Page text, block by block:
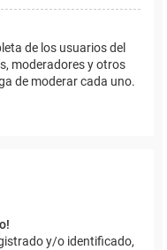
de los usuarios del
moderadores y otros
de moderar cada uno.
y/o identificado,